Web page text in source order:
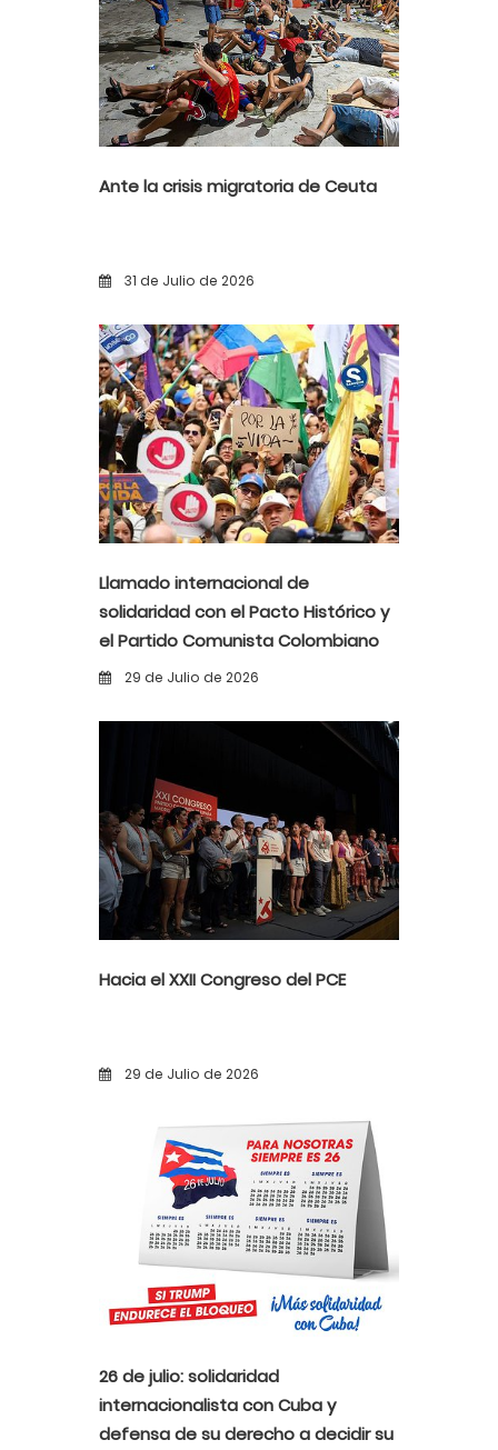
Ante la crisis migratoria de Ceuta
31 de Julio de 2026
Llamado internacional de
solidaridad con el Pacto Histórico y
el Partido Comunista Colombiano
ante la alerta democrática y la
29 de Julio de 2026
Hacia el XXII Congreso del PCE
29 de Julio de 2026
26 de julio: solidaridad
internacionalista con Cuba y
defensa de su derecho a decidir su